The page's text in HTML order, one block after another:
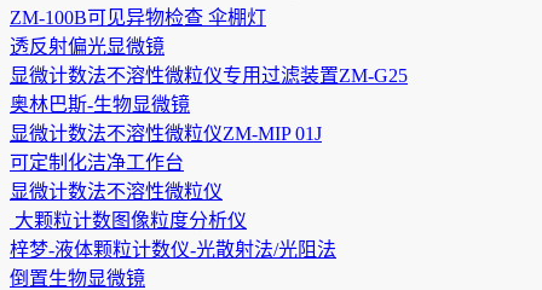
ZM-100B可见异物检查 伞棚灯
透反射偏光显微镜
显微计数法不溶性微粒仪专用过滤装置ZM-G25
奥林巴斯-生物显微镜
显微计数法不溶性微粒仪ZM-MIP 01J
可定制化洁净工作台
显微计数法不溶性微粒仪
大颗粒计数图像粒度分析仪
梓梦-液体颗粒计数仪-光散射法/光阻法
倒置生物显微镜